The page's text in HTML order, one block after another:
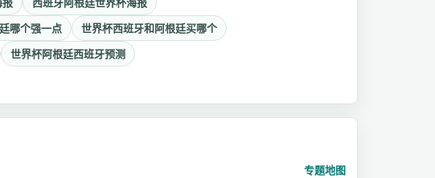
哪个强一点
世界杯西班牙和阿根廷买哪个
世界杯阿根廷西班牙预测
专题地图